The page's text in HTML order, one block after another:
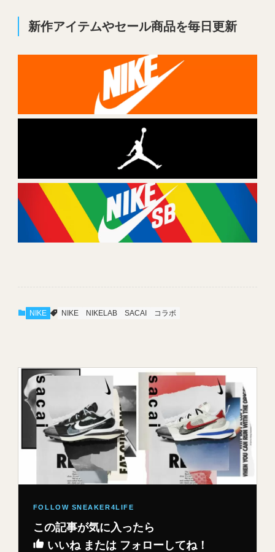
新作アイテムやセール商品を毎日更新
NIKE NIKE NIKELAB SACAI コラボ
この記事が気に入ったら
いいね または フォローしてね！